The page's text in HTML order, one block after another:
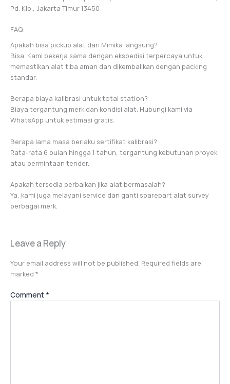
Pd. Klp., Jakarta Timur 13450
FAQ
Apakah bisa pickup alat dari Mimika langsung?
Bisa. Kami bekerja sama dengan ekspedisi terpercaya untuk
memastikan alat tiba aman dan dikembalikan dengan packing
standar.
Berapa biaya kalibrasi untuk total station?
Biaya tergantung merk dan kondisi alat. Hubungi kami via
WhatsApp untuk estimasi gratis.
Berapa lama masa berlaku sertifikat kalibrasi?
Rata-rata 6 bulan hingga 1 tahun, tergantung kebutuhan proyek
atau permintaan tender.
Apakah tersedia perbaikan jika alat bermasalah?
Ya, kami juga melayani service dan ganti sparepart alat survey
berbagai merk.
Leave a Reply
Your email address will not be published. Required fields are
marked *
Comment *